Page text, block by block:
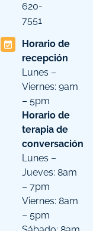
620-
7551
Horario de
recepción
Lunes –
Viernes: 9am
– 5pm
Horario de
terapia de
conversación
Lunes –
Jueves: 8am
– 7pm
Viernes: 8am
– 5pm